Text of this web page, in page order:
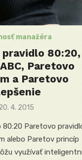
manažéra
80:20,
Paretovo
a Paretovo
4. 2015
80:20 Paretovo
alebo Paretov princíp
využívať